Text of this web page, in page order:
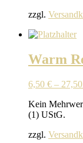
zzgl.
Warm
6,50 € – 27,50
Kein
(1) UStG.
zzgl.